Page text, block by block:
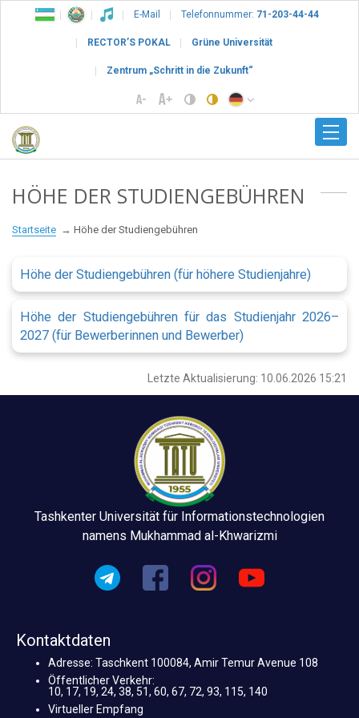
E-Mail Telefonnummer: 71-203-44-44
RECTOR’S POKAL Grüne Universität
Zentrum „Schritt in die Zukunft“
HÖHE DER STUDIENGEBÜHREN
Startseite Höhe der Studiengebühren
Höhe der Studiengebühren (für höhere Studienjahre)
Höhe der Studiengebühren für das Studienjahr 2026–
2027 (für Bewerberinnen und Bewerber)
Letzte Aktualisierung: 10.06.2026 15:21
Tashkenter Universität für Informationstechnologien
namens Mukhammad al-Khwarizmi
Kontaktdaten
Adresse: Taschkent 100084, Amir Temur Avenue 108
Öffentlicher Verkehr:
10, 17, 19, 24, 38, 51, 60, 67, 72, 93, 115, 140
Virtueller Empfang